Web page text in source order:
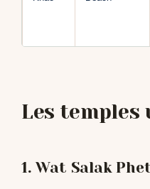
Les temples
1. Wat Salak